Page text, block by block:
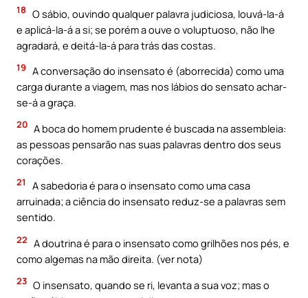
18 O sábio, ouvindo qualquer palavra judiciosa, louvá-la-á
e aplicá-la-á a si; se porém a ouve o voluptuoso, não lhe
agradará, e deitá-la-á para trás das costas.
19 A conversação do insensato é (aborrecida) como uma
carga durante a viagem, mas nos lábios do sensato achar-
se-á a graça.
20 A boca do homem prudente é buscada na assembleia:
as pessoas pensarão nas suas palavras dentro dos seus
corações.
21
A sabedoria é para o insensato como uma casa
arruinada; a ciência do insensato reduz-se a palavras sem
sentido.
22 A doutrina é para o insensato como grilhões nos pés, e
como algemas na mão direita. (ver nota)
23 O insensato, quando se ri, levanta a sua voz; mas o